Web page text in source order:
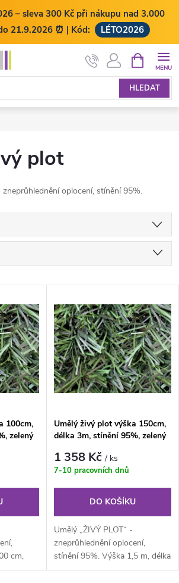
– sleva 300 Kč při nákupu nad 3.000
21.9.2026 ⏰ | Kód:
LÉTO2026
HLEDAT
NÁKUPNÍ
KOŠÍK
plot
zneprůhlednění oplocení, stínění 95%.
100cm,
zelený
cm,
Umělý živý plot výška 150cm,
délka 3m, stínění 95%, zelený
1 358 Kč/ ks
7-10 pracovních dnů
DO KOŠÍKU
Umělý „ŽIVÝ PLOT“ -
zneprůhlednění oplocení,
stínění 95%. Výška 1,5 m, délka
3 m.